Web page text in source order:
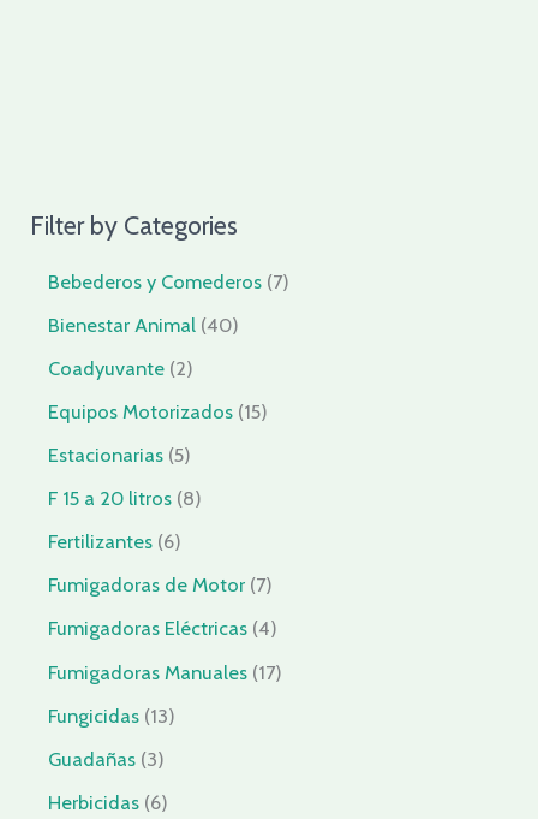
Filter by Categories
Bebederos y Comederos 7
Bienestar Animal 40
Coadyuvante 2
Equipos Motorizados 15
Estacionarias 5
F 15 a 20 litros 8
Fertilizantes 6
Fumigadoras de Motor 7
Fumigadoras Eléctricas 4
Fumigadoras Manuales 17
Fungicidas 13
Guadañas 3
Herbicidas 6